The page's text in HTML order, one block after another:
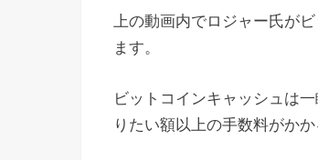
上の動画内でロジャー氏が
ます。
ビットコインキャッシュは
りたい額以上の手数料がか